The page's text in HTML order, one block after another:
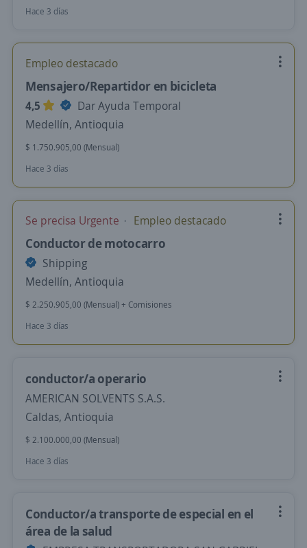
Hace 3 días
Empleo destacado
Mensajero/Repartidor en bicicleta
4,5
Dar Ayuda Temporal
Medellín, Antioquia
$ 1.750.905,00 (Mensual)
Hace 3 días
Se precisa Urgente Empleo destacado
Conductor de motocarro
Shipping
Medellín, Antioquia
$ 2.250.905,00 (Mensual) + Comisiones
Hace 3 días
conductor/a operario
AMERICAN SOLVENTS S.A.S.
Caldas, Antioquia
$ 2.100.000,00 (Mensual)
Hace 3 días
Conductor/a transporte de especial en el
área de la salud